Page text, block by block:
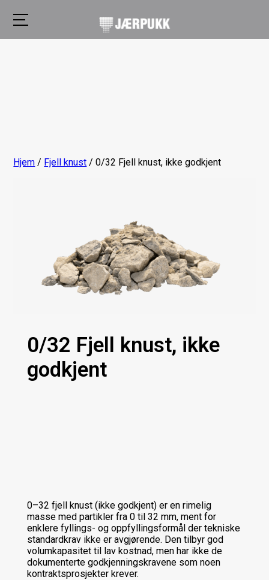
Hjem / Fjell knust / 0/32 Fjell knust, ikke godkjent
0/32 Fjell knust, ikke
godkjent
0–32 fjell knust (ikke godkjent) er en rimelig
masse med partikler fra 0 til 32 mm, ment for
enklere fyllings- og oppfyllingsformål der tekniske
standardkrav ikke er avgjørende. Den tilbyr god
volumkapasitet til lav kostnad, men har ikke de
dokumenterte godkjenningskravene som noen
kontraktsprosjekter krever.